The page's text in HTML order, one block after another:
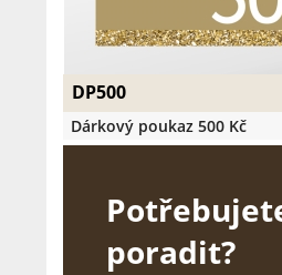
DP500
Dárkový poukaz 500 Kč
poradit?